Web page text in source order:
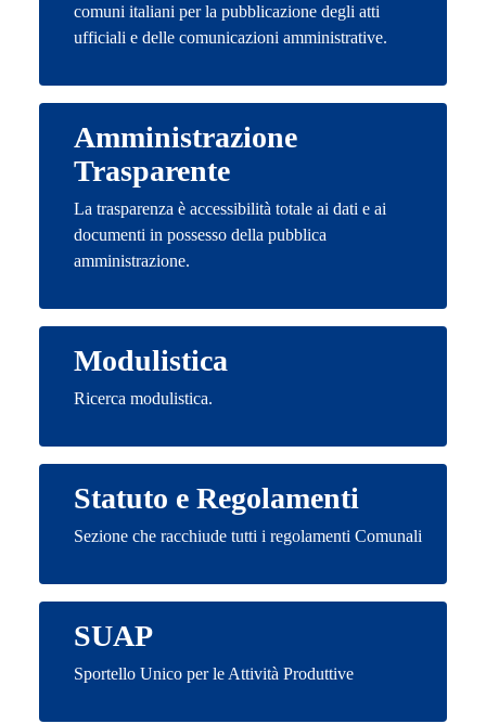
comuni italiani per la pubblicazione degli atti
ufficiali e delle comunicazioni amministrative.
Amministrazione
Trasparente
La trasparenza è accessibilità totale ai dati e ai
documenti in possesso della pubblica
amministrazione.
Modulistica
Ricerca modulistica.
Statuto e Regolamenti
Sezione che racchiude tutti i regolamenti Comunali
SUAP
Sportello Unico per le Attività Produttive